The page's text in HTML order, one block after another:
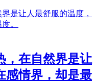
，在自然界是让
感情界，却是最